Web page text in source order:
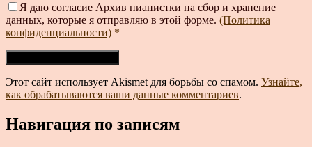
Я даю согласие Архив пианистки на сбор и хранение
данных, которые я отправляю в этой форме. (Политика
конфиденциальности) *
Этот сайт использует Akismet для борьбы со спамом. Узнайте,
как обрабатываются ваши данные комментариев.
Навигация по записям